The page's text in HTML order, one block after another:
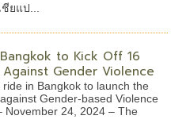
ยแป...
to Kick Off 16
Gender Violence
in Bangkok to launch the
Gender-based Violence
November 24, 2024 – The